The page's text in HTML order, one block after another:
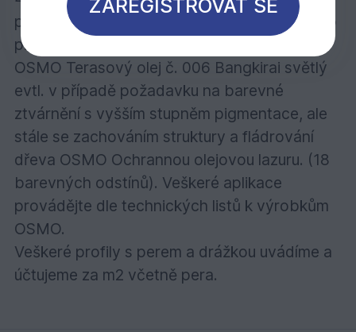
pigmenty a zároveň zachovat co nejvíce jeho
přirozenost, použijte pigmentovaný nátěr
OSMO Terasový olej č. 006 Bangkirai světlý
evtl. v případě požadavku na barevné
ztvárnění s vyšším stupněm pigmentace, ale
stále se zachováním struktury a fládrování
dřeva OSMO Ochrannou olejovou lazuru. (18
barevných odstínů). Veškeré aplikace
provádějte dle technických listů k výrobkům
OSMO.
Veškeré profily s perem a drážkou uvádíme a
účtujeme za m2 včetně pera.
ZAREGISTROVAT SE